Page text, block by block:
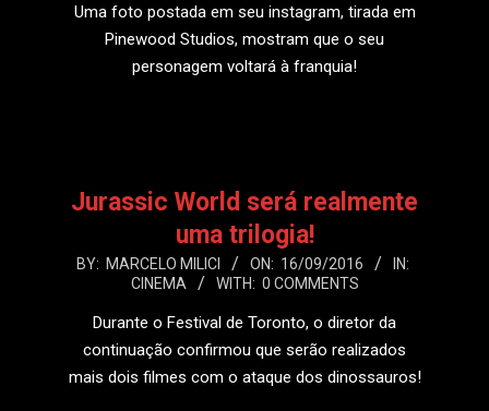
21
Uma foto postada em seu instagram, tirada em
Pinewood Studios, mostram que o seu
personagem voltará à franquia!
Jurassic World será realmente
uma trilogia!
2016-
BY: MARCELO MILICI ON: 16/09/2016
IN:
CINEMA
WITH: 0 COMMENTS
Durante o Festival de Toronto, o diretor da
continuação confirmou que serão realizados
mais dois filmes com o ataque dos dinossauros!